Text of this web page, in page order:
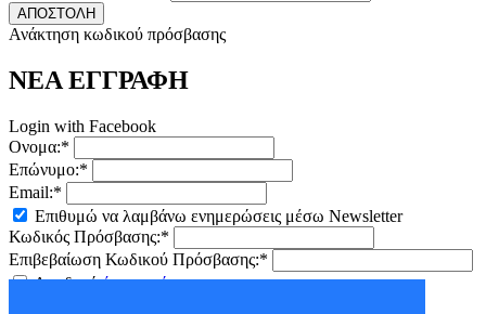
ΑΠΟΣΤΟΛΗ
Ανάκτηση κωδικού πρόσβασης
ΝΕΑ ΕΓΓΡΑΦΗ
Login with Facebook
Ονομα:*
Επώνυμο:*
Email:*
Επιθυμώ να λαμβάνω ενημερώσεις μέσω Newsletter
Κωδικός Πρόσβασης:*
Επιβεβαίωση Κωδικού Πρόσβασης:*
Αποδοχήόρων χρήσης